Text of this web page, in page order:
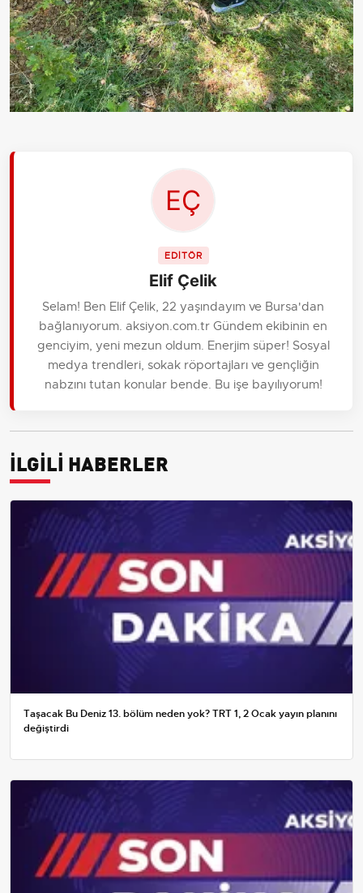
EDİTÖR
Elif Çelik
Selam! Ben Elif Çelik, 22 yaşındayım ve Bursa'dan
bağlanıyorum. aksiyon.com.tr Gündem ekibinin en
genciyim, yeni mezun oldum. Enerjim süper! Sosyal
medya trendleri, sokak röportajları ve gençliğin
nabzını tutan konular bende. Bu işe bayılıyorum!
İLGİLİ HABERLER
Taşacak Bu Deniz 13. bölüm neden yok? TRT 1, 2 Ocak yayın planını
değiştirdi